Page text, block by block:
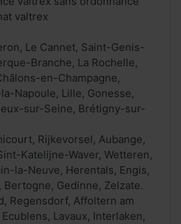
valtrex
Le Cannet, Saint-Genis-
Branche, La Rochelle,
en-Champagne,
Napoule, Lille, Gonesse,
sur-Seine, Brétigny-sur-
Rijkevorsel, Aubange,
Katelijne-Waver, Wetteren,
la-Neuve, Herentals, Engis,
Gedinne, Zelzate.
Regensdorf, Affoltern am
Lavaux, Interlaken,